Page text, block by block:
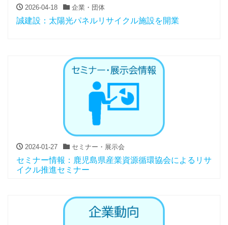
2026-04-18 企業・団体
誠建設：太陽光パネルリサイクル施設を開業
2024-01-27 セミナー・展示会
セミナー情報：鹿児島県産業資源循環協会によるリサ
イクル推進セミナー